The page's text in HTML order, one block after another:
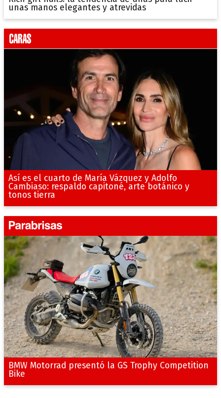
unas manos elegantes y atrevidas
Así es el cuarto de María Vázquez y Adolfo
Cambiaso: respaldo capitoné, arte botánico y
tonos tierra
BMW Motorrad presentó la GS Trophy Competition
Bike